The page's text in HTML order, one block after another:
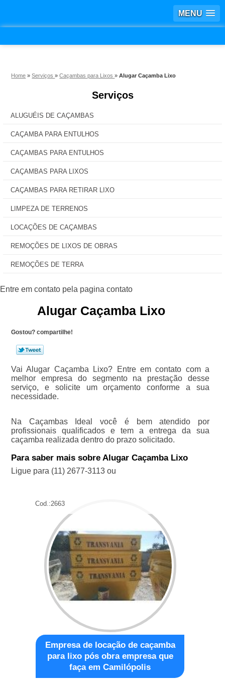
MENU
Home »Serviços»Caçambas para Lixos»Alugar Caçamba Lixo
Serviços
ALUGUÉIS DE CAÇAMBAS
CAÇAMBA PARA ENTULHOS
CAÇAMBAS PARA ENTULHOS
CAÇAMBAS PARA LIXOS
CAÇAMBAS PARA RETIRAR LIXO
LIMPEZA DE TERRENOS
LOCAÇÕES DE CAÇAMBAS
REMOÇÕES DE LIXOS DE OBRAS
REMOÇÕES DE TERRA
Alugar Caçamba Lixo
Gostou? compartilhe!
Vai Alugar Caçamba Lixo? Entre em contato com a
melhor empresa do segmento na prestação desse
serviço, e solicite um orçamento conforme a sua
necessidade.
Na Caçambas Ideal você é bem atendido por
profissionais qualificados e tem a entrega da sua
caçamba realizada dentro do prazo solicitado.
Para saber mais sobre Alugar Caçamba Lixo
Ligue para (11) 2677-3113ou
Cod.:2663
Empresa de locação de caçamba
para lixo pós obra empresa que
faça em Camilópolis